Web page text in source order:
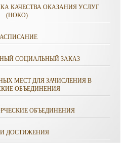
КАЧЕСТВА ОКАЗАНИЯ УСЛУГ
(НОКО)
СОЦИАЛЬНЫЙ ЗАКАЗ
МЕСТ ДЛЯ ЗАЧИСЛЕНИЯ В
ОБЪЕДИНЕНИЯ
ОБЪЕДИНЕНИЯ
ДОСТИЖЕНИЯ